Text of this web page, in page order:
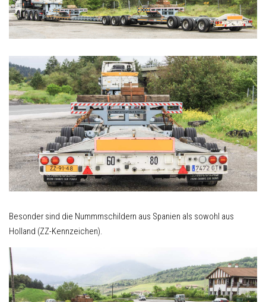
Besonder sind die Nummrnschildern aus Spanien als sowohl aus
Holland (ZZ-Kennzeichen).